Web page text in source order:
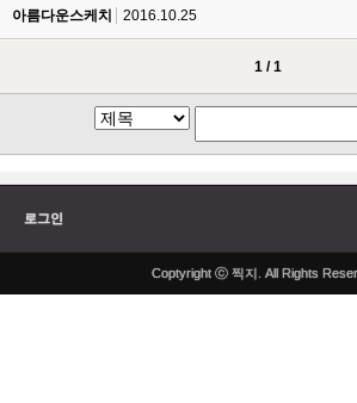
아름다운스케치 2016.10.25
1 / 1
로그인
Coptyright ⓒ 찍지. All Rights